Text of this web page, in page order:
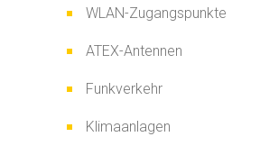
WLAN-Zugangspunkte
ATEX-Antennen
Funkverkehr
Klimaanlagen